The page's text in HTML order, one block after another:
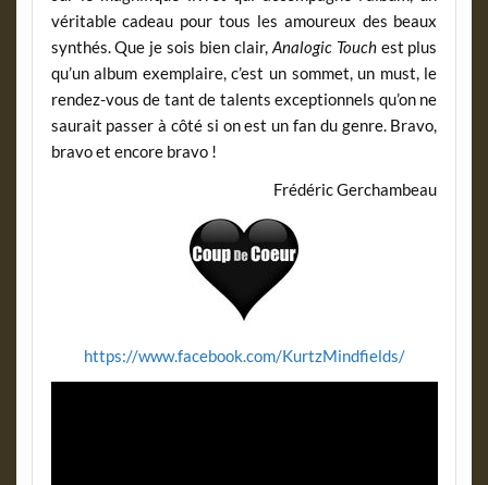
véritable cadeau pour tous les amoureux des beaux
synthés. Que je sois bien clair, Analogic Touchest plus
qu’un album exemplaire, c’est un sommet, un must, le
rendez-vous de tant de talents exceptionnels qu’on ne
saurait passer à côté si on est un fan du genre. Bravo,
bravo et encore bravo !
Frédéric Gerchambeau
https://www.facebook.com/KurtzMindfields/